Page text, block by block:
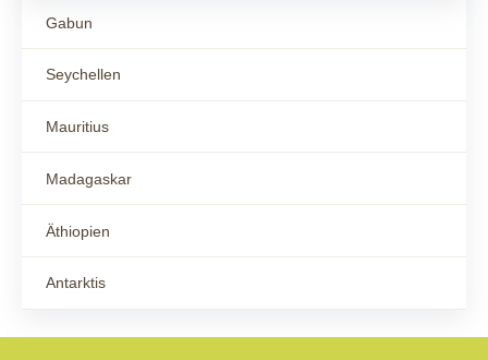
Gabun
Seychellen
Mauritius
Madagaskar
Äthiopien
Antarktis